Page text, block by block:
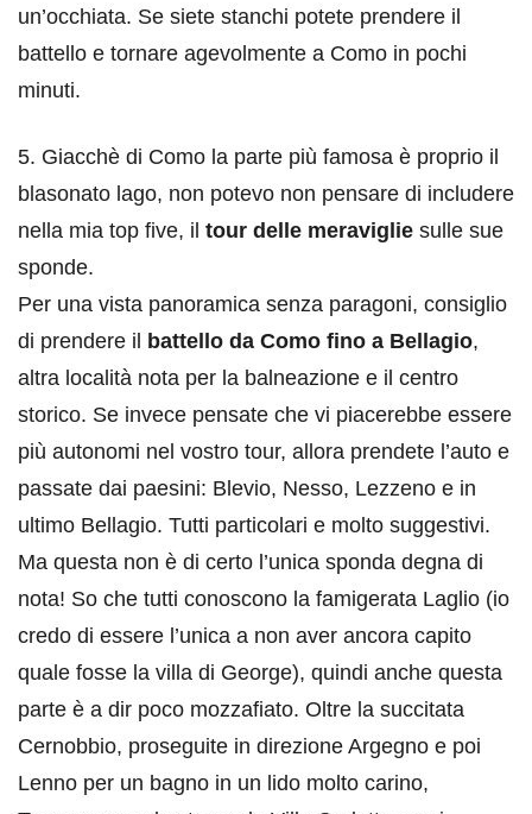
un’occhiata. Se siete stanchi potete prendere il
battello e tornare agevolmente a Como in pochi
minuti.
5. Giacchè di Como la parte più famosa è proprio il
blasonato lago, non potevo non pensare di includere
nella mia top five, il tour delle meraviglie sulle sue
sponde.
Per una vista panoramica senza paragoni, consiglio
di prendere il
battello da Como fino a Bellagio,
altra località nota per la balneazione e il centro
storico. Se invece pensate che vi piacerebbe essere
più autonomi nel vostro tour, allora prendete l’auto e
passate dai paesini: Blevio, Nesso, Lezzeno e in
ultimo Bellagio. Tutti particolari e molto suggestivi.
Ma questa non è di certo l’unica sponda degna di
nota! So che tutti conoscono la famigerata Laglio (io
credo di essere l’unica a non aver ancora capito
quale fosse la villa di George), quindi anche questa
parte è a dir poco mozzafiato. Oltre la succitata
Cernobbio, proseguite in direzione Argegno e poi
Lenno per un bagno in un lido molto carino,